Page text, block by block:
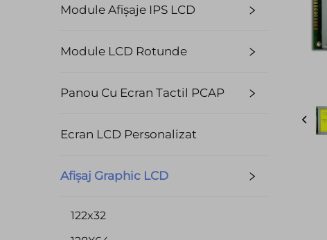
Module Afișaje IPS LCD
Module LCD Rotunde
Panou Cu Ecran Tactil PCAP
Ecran LCD Personalizat
Afișaj Graphic LCD
122x32